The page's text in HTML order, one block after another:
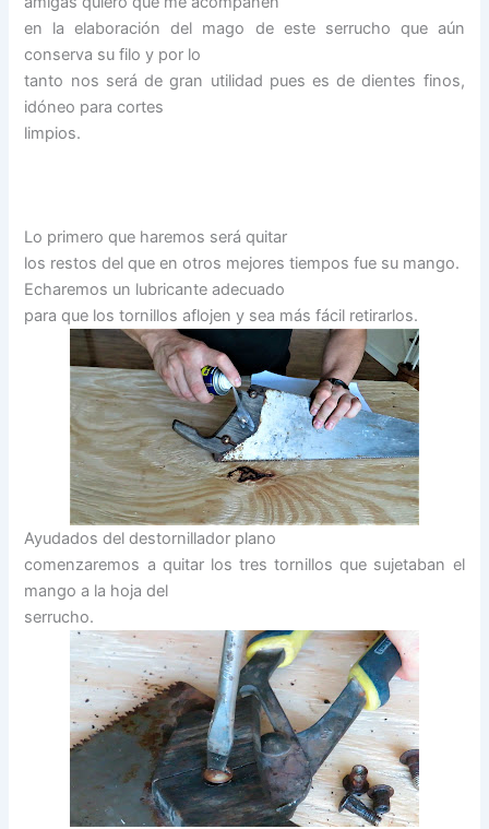
en la elaboración del mago de este serrucho que aún
conserva su filo y por lo
tanto nos será de gran utilidad pues es de dientes finos,
idóneo para cortes
limpios.
Lo primero que haremos será quitar
los restos del que en otros mejores tiempos fue su mango.
Echaremos un lubricante adecuado
para que los tornillos aflojen y sea más fácil retirarlos.
Ayudados del destornillador plano
comenzaremos a quitar los tres tornillos que sujetaban el
mango a la hoja del
serrucho.